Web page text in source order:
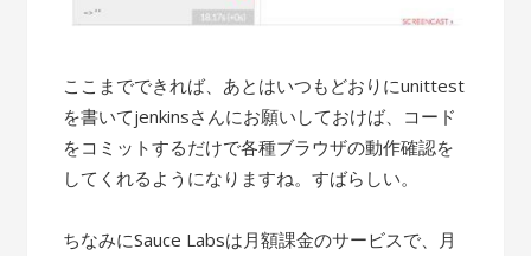
ここまでできれば、あとはいつもどおりにunittest
を書いてjenkinsさんにお願いしておけば、コード
をコミットするだけで各種ブラウザの動作確認を
してくれるようになりますね。すばらしい。
ちなみにSauce Labsは月額課金のサービスで、月